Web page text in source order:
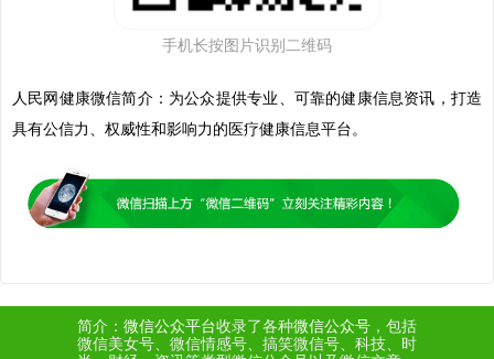
手机长按图片识别二维码
人民网健康微信简介：为公众提供专业、可靠的健康信息资讯，打造
具有公信力、权威性和影响力的医疗健康信息平台。
简介： 微信公众平台收录了各种微信公众号 ，包括
微信美女号、微信情感号、搞笑微信号、科技、时